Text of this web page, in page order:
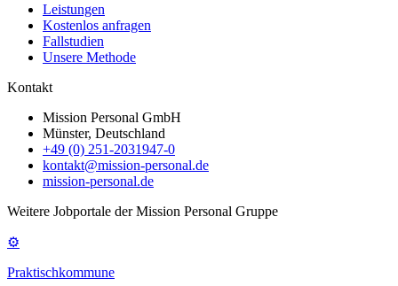
Leistungen
Kostenlos anfragen
Fallstudien
Unsere Methode
Kontakt
Mission Personal GmbH
Münster, Deutschland
+49 (0) 251-2031947-0
kontakt@mission-personal.de
mission-personal.de
Weitere Jobportale der Mission Personal Gruppe
⚙
Praktischkommune